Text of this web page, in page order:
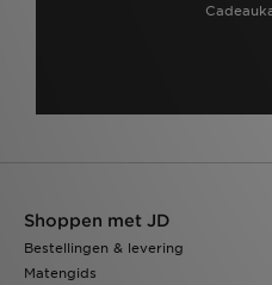
Shoppen met JD
Bestellingen & levering
Matengids